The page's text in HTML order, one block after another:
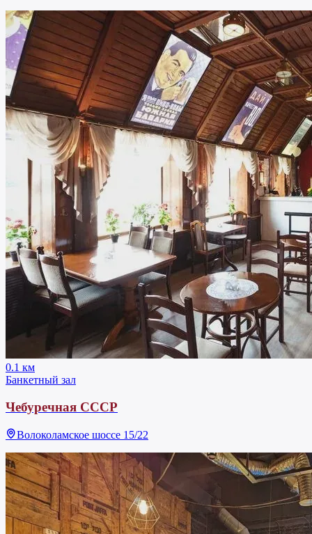
0.1 км
Банкетный зал
Чебуречная СССР
Волоколамское шоссе 15/22